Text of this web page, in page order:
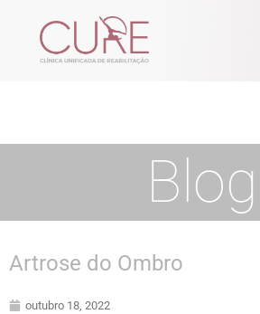
Blog
Artrose do Ombro
outubro 18, 2022